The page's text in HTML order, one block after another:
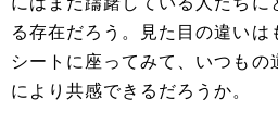
る存在だろう。見た目の違いは
シートに座ってみて、いつもの
により共感できるだろうか。